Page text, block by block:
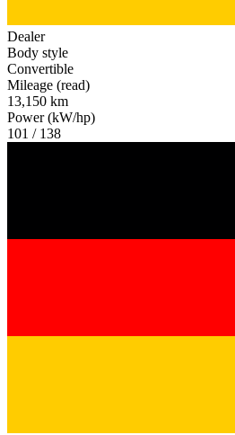
Dealer
Body style
Convertible
Mileage (read)
13,150 km
Power (kW/hp)
101 / 138